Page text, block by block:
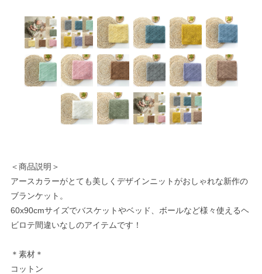
＜商品説明＞
アースカラーがとても美しくデザインニットがおしゃれな新作の
ブランケット。
60x90cmサイズでバスケットやベッド、ボールなど様々使えるヘ
ビロテ間違いなしのアイテムです！
＊素材＊
コットン